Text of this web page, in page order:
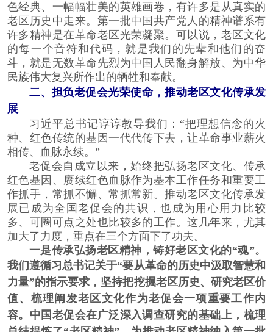
色经典、一幅幅壮美的英雄画卷，有许多是从真实的
老区历史中走来。第一批中国共产党人的精神谱系有
许多精神是在革命老区光荣凝聚。可以说，老区文化
的每一个音符和代码，就是我们的先辈和他们的奋
斗，就是无数革命先烈为中国人民翻身解放、为中华
民族伟大复兴所作出的牺牲和奉献。
二、担负老促会光荣使命，推动老区文化传承发
展
习近平总书记谆谆教导我们：“把理想信念的火
种、红色传统的基因一代代传下去，让革命事业薪火
相传、血脉永续。”
老促会自成立以来，始终把弘扬老区文化、传承
红色基因、赓续红色血脉作为基本工作任务和重要工
作抓手，常抓不懈、常抓常新。推动老区文化传承发
展已成为全国老促会的共识，也成为用心用力比较
多、可圈可点之处也比较多的工作。这几年来，尤其
加大了力度，重点在三个方面下了功夫。
一是传承弘扬老区精神，铸好老区文化的“魂”。
我们遵循习总书记关于“要从革命的历史中汲取智慧和
力量”的指示要求，坚持把挖掘老区历史、研究老区价
值、梳理阐发老区文化作为老促会一项重要工作内
容。中国老促会在广泛深入调查研究的基础上，梳理